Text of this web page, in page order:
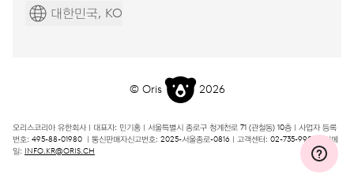
대한민국, KO
© Oris 2026
오리스코리아 유한회사ㅣ대표자: 민기홍ㅣ서울특별시 종로구 청계천로 71 (관철동) 10층ㅣ사업자 등록
번호: 495-88-01980 ㅣ통신판매자신고번호: 2025-서울종로-0816ㅣ고객센터: 02-735-9908ㅣ이메
일: INFO.KR@ORIS.CH